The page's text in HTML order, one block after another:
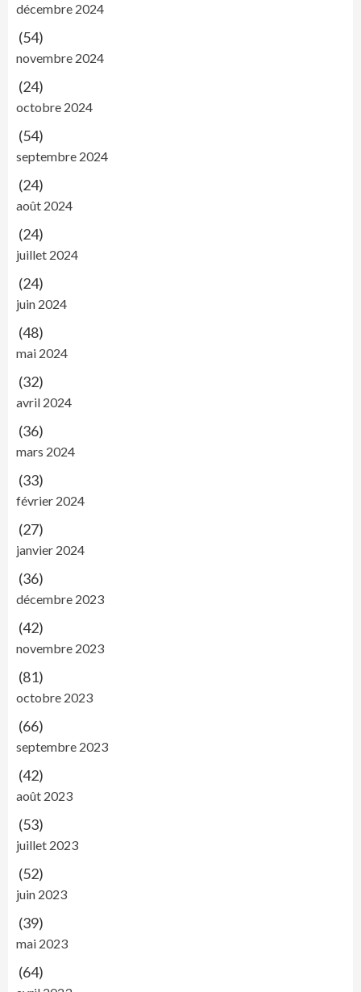
décembre 2024
(54)
novembre 2024
(24)
octobre 2024
(54)
septembre 2024
(24)
août 2024
(24)
juillet 2024
(24)
juin 2024
(48)
mai 2024
(32)
avril 2024
(36)
mars 2024
(33)
février 2024
(27)
janvier 2024
(36)
décembre 2023
(42)
novembre 2023
(81)
octobre 2023
(66)
septembre 2023
(42)
août 2023
(53)
juillet 2023
(52)
juin 2023
(39)
mai 2023
(64)